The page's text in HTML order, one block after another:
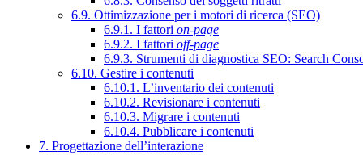
6.9. Ottimizzazione per i motori di ricerca (SEO)
6.9.1. I fattori on-page
6.9.2. I fattori off-page
6.9.3. Strumenti di diagnostica SEO: Search
6.10. Gestire i contenuti
6.10.1. L’inventario dei contenuti
6.10.2. Revisionare i contenuti
6.10.3. Migrare i contenuti
6.10.4. Pubblicare i contenuti
7. Progettazione dell’interazione